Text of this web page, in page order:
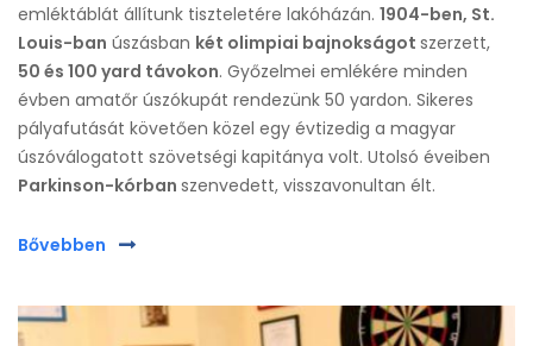
emléktáblát állítunk tiszteletére lakóházán. 1904-ben, St.
Louis-ban úszásban két olimpiai bajnokságot szerzett,
50 és 100 yard távokon. Győzelmei emlékére minden
évben amatőr úszókupát rendezünk 50 yardon. Sikeres
pályafutását követően közel egy évtizedig a magyar
úszóválogatott szövetségi kapitánya volt. Utolsó éveiben
Parkinson-kórban szenvedett, visszavonultan élt.
Bővebben